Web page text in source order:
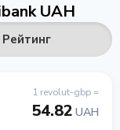
UAH
Рейтинг
1 revolut-gbp =
54.82 UAH